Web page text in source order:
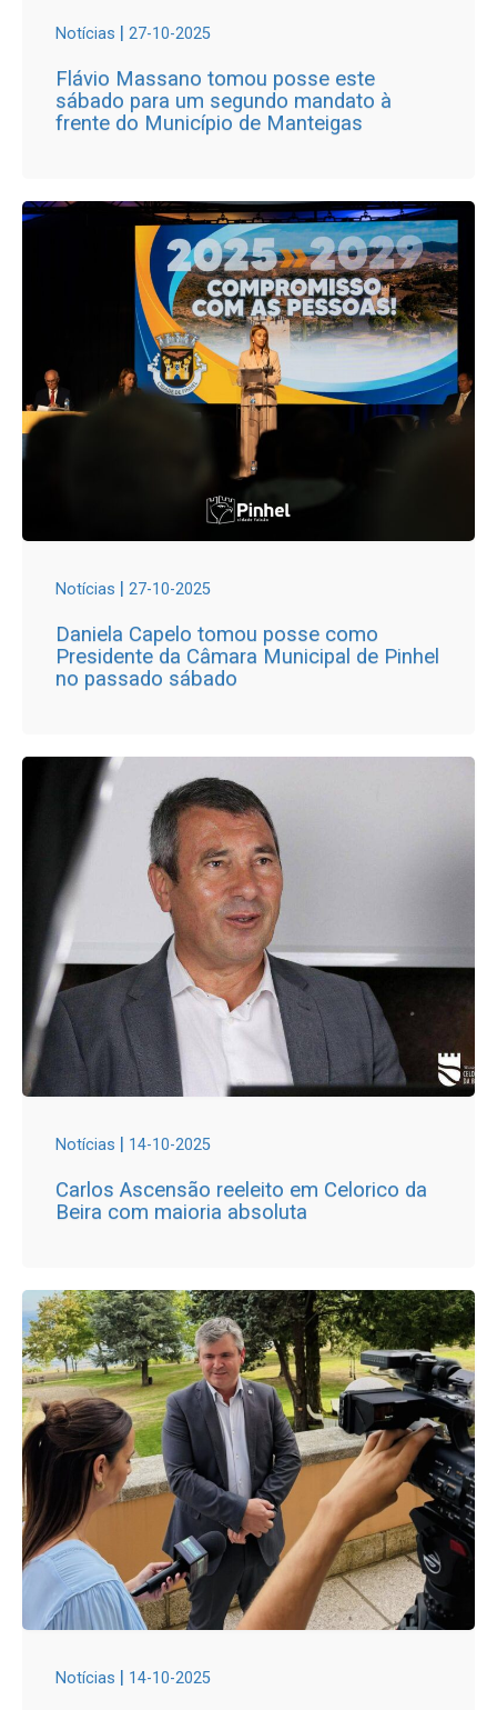
Notícias | 27-10-2025
Flávio Massano tomou posse este
sábado para um segundo mandato à
frente do Município de Manteigas
Notícias | 27-10-2025
Daniela Capelo tomou posse como
Presidente da Câmara Municipal de Pinhel
no passado sábado
Notícias | 14-10-2025
Carlos Ascensão reeleito em Celorico da
Beira com maioria absoluta
Notícias | 14-10-2025